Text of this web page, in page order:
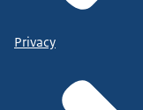
Privacy